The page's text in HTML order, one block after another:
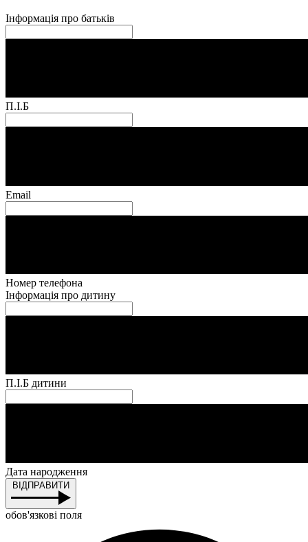
Інформація про батьків
П.І.Б
Email
Номер телефона
Інформація про дитину
П.І.Б дитини
Дата народження
ВІДПРАВИТИ
обов'язкові поля